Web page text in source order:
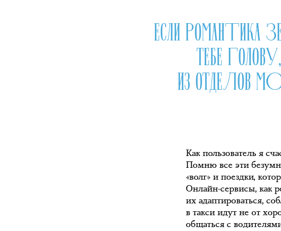
ЕСЛИ РОМАНТИКА
ТЕБЕ
ИЗ ОТДЕЛОВ
Как пользователь я
Помню все эти
«волг» и поездки,
Онлайн-сервисы, как
их адаптироваться,
в такси идут не от
общаться с